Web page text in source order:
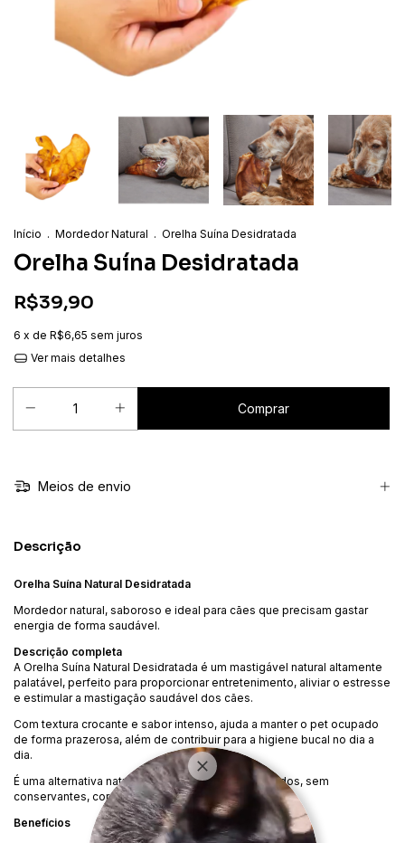
Início . Mordedor Natural . Orelha Suína Desidratada
Orelha Suína Desidratada
R$39,90
6 x de R$6,65 sem juros
Ver mais detalhes
Meios de envio
Descrição
Orelha Suína Natural Desidratada
Mordedor natural, saboroso e ideal para cães que precisam gastar
energia de forma saudável.
Descrição completa
A Orelha Suína Natural Desidratada é um mastigável natural altamente
palatável, perfeito para proporcionar entretenimento, aliviar o estresse
e estimular a mastigação saudável dos cães.
Com textura crocante e sabor intenso, ajuda a manter o pet ocupado
de forma prazerosa, além de contribuir para a higiene bucal no dia a
dia.
É uma alternativa natural aos petiscos industrializados, sem
conservantes, corantes ou aditivos químicos.
Benefícios